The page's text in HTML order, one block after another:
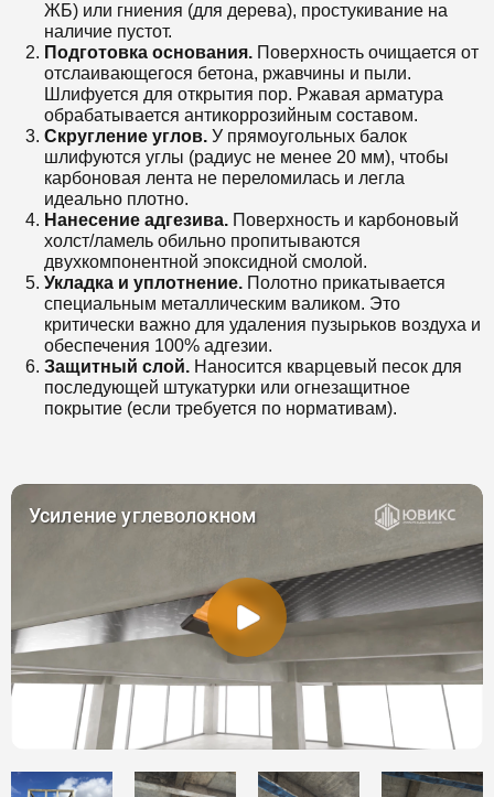
ЖБ) или гниения (для дерева), простукивание на
наличие пустот.
Подготовка основания. Поверхность очищается от
отслаивающегося бетона, ржавчины и пыли.
Шлифуется для открытия пор. Ржавая арматура
обрабатывается антикоррозийным составом.
Скругление углов. У прямоугольных балок
шлифуются углы (радиус не менее 20 мм), чтобы
карбоновая лента не переломилась и легла
идеально плотно.
Нанесение адгезива. Поверхность и карбоновый
холст/ламель обильно пропитываются
двухкомпонентной эпоксидной смолой.
Укладка и уплотнение. Полотно прикатывается
специальным металлическим валиком. Это
критически важно для удаления пузырьков воздуха и
обеспечения 100% адгезии.
Защитный слой. Наносится кварцевый песок для
последующей штукатурки или огнезащитное
покрытие (если требуется по нормативам).